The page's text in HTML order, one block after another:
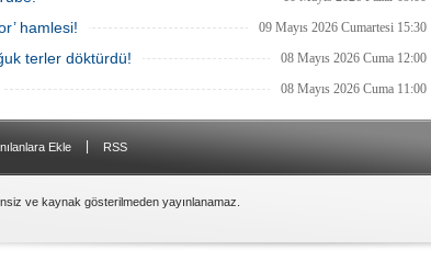
hamlesi! 09 Mayıs 2026 Cumartesi 15:30
terler döktürdü! 08 Mayıs 2026 Cuma 12:00
08 Mayıs 2026 Cuma 11:00
Ekle RSS
ve kaynak gösterilmeden yayınlanamaz.